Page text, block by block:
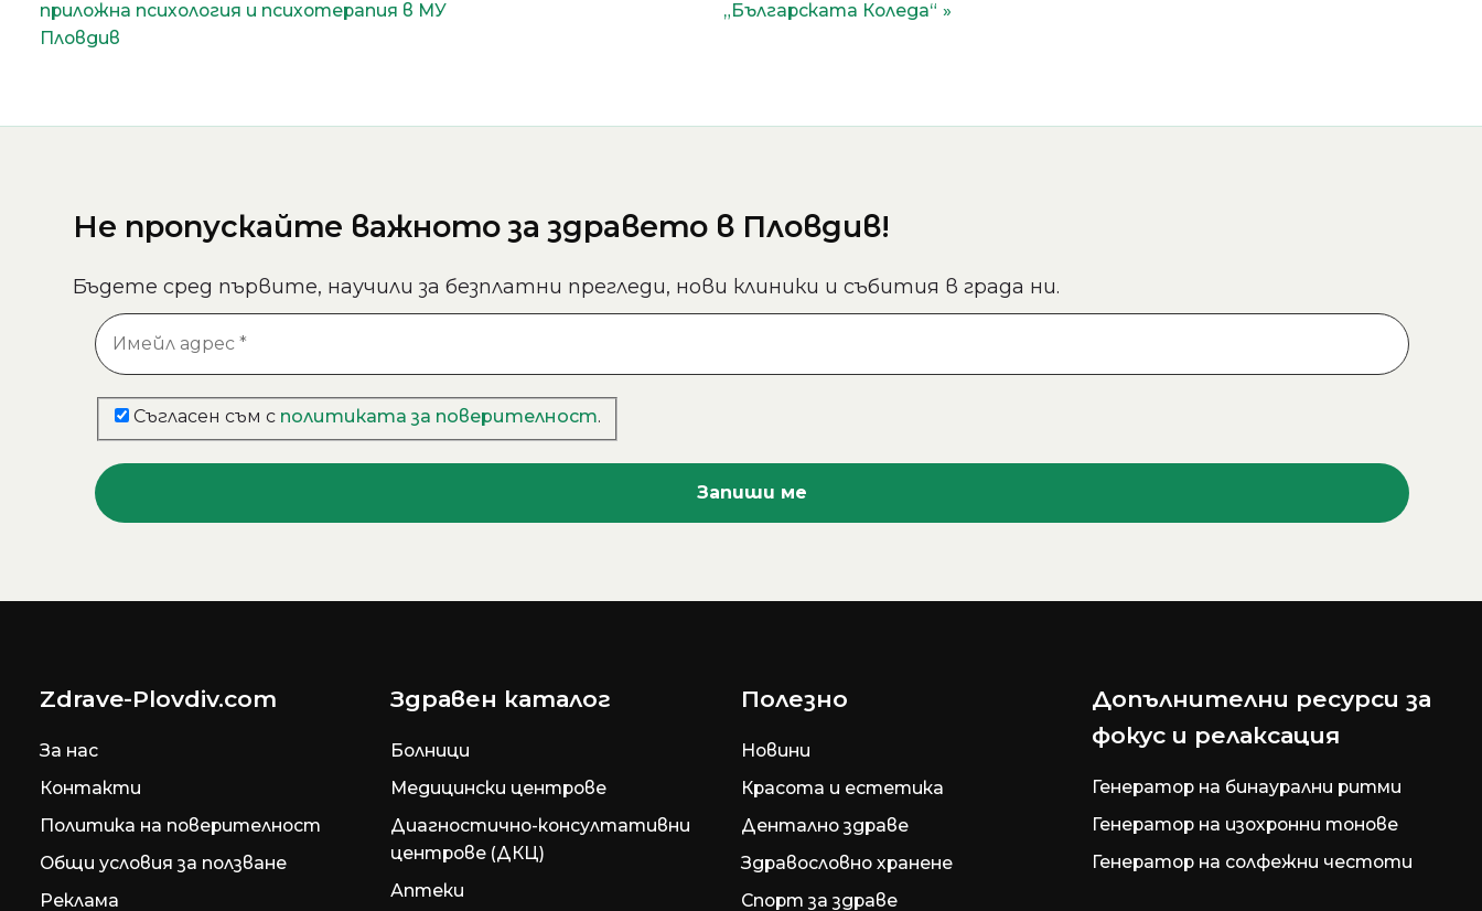
приложна психология и психотерапия в МУ
Пловдив
„Българската Коледа“
Не пропускайте важното за здравето в Пловдив!
Бъдете сред първите, научили за безплатни прегледи, нови клиники и събития в града ни.
Съгласен съм с политиката за поверителност.
Zdrave-Plovdiv.com
За нас
Контакти
Политика на поверителност
Общи условия за ползване
Реклама
Здравен каталог
Болници
Медицински центрове
Диагностично-консултативни
центрове (ДКЦ)
Аптеки
Полезно
Новини
Красота и естетика
Дентално здраве
Здравословно хранене
Спорт за здраве
Допълнителни ресурси за
фокус и релаксация
Генератор на бинаурални ритми
Генератор на изохронни тонове
Генератор на солфежни честоти